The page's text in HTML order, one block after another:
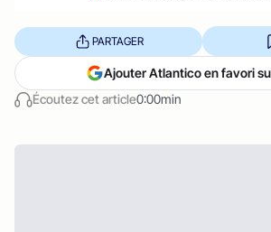
Écoutez cet article0:00min
PARTAGER
Ajouter Atlantico en favori